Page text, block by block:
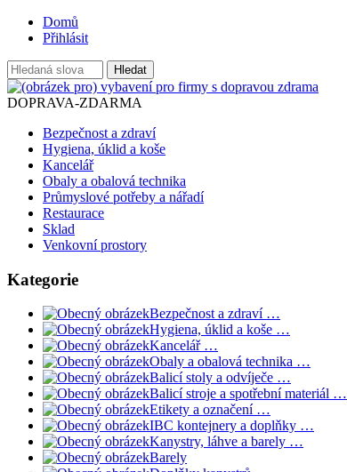
Domů
Přihlásit
DOPRAVA-ZDARMA
Bezpečnost a zdraví
Hygiena, úklid a koše
Kancelář
Obaly a obalová technika
Průmyslové potřeby a nářadí
Restaurace
Sklad
Venkovní prostory
Kategorie
Bezpečnost a zdraví …
Hygiena, úklid a koše …
Kancelář …
Obaly a obalová technika …
Balicí stoly a odvíječe …
Balicí stroje a spotřební materiál …
Etikety a označení …
IBC kontejnery a doplňky …
Kanystry, láhve a barely …
Barely